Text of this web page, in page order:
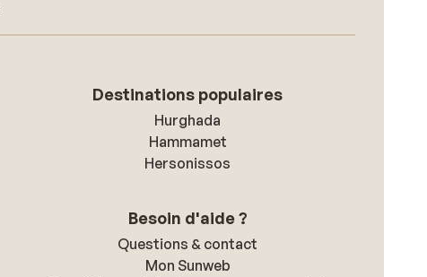
Destinations populaires
Hurghada
Hammamet
Hersonissos
Besoin d'aide ?
Questions & contact
Mon Sunweb